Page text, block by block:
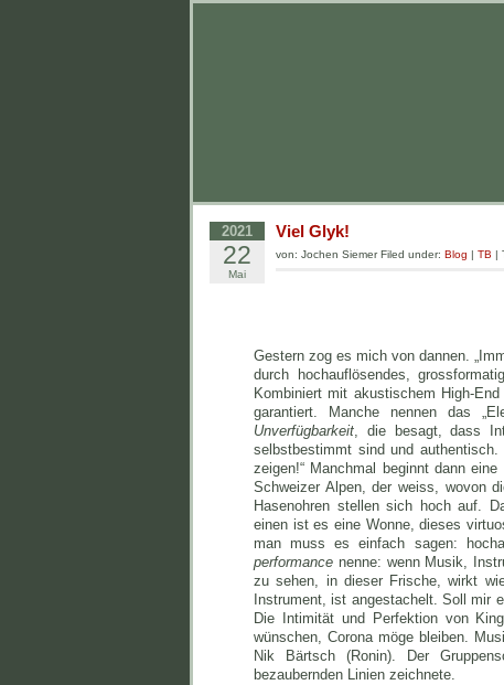
2021
22
Mai
Viel Glyk!
von: Jochen Siemer Filed under: Blog | TB |
Gestern zog es mich von dannen.
durch hochauflösendes,
Kombiniert mit akustischem High-
garantiert. Manche nennen das
Unverfügbarkeit, die besagt, dass
selbstbestimmt sind und
zeigen!“ Manchmal beginnt dann
Schweizer Alpen, der weiss, wovon
Hasenohren stellen sich hoch auf.
einen ist es eine Wonne, dieses
man muss es einfach sagen:
performance nenne: wenn Musik,
zu sehen, in dieser Frische, wirkt
Instrument, ist angestachelt. Soll mir
Die Intimität und Perfektion von
wünschen, Corona möge bleiben.
Nik Bärtsch (Ronin). Der
bezaubernden Linien zeichnete.